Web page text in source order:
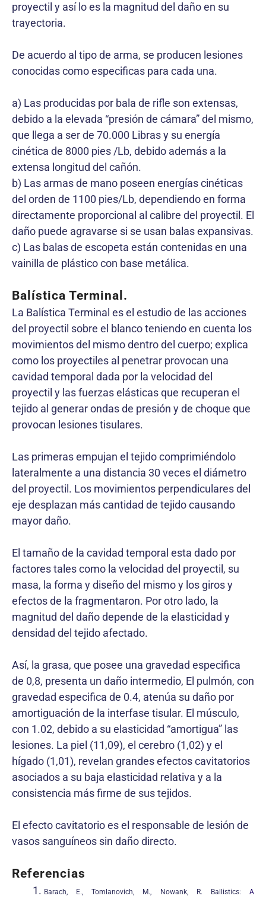
proyectil y así lo es la magnitud del daño en su
trayectoria.
De acuerdo al tipo de arma, se producen lesiones
conocidas como especificas para cada una.
a) Las producidas por bala de rifle son extensas,
debido a la elevada “presión de cámara” del mismo,
que llega a ser de 70.000 Libras y su energía
cinética de 8000 pies /Lb, debido además a la
extensa longitud del cañón.
b) Las armas de mano poseen energías cinéticas
del orden de 1100 pies/Lb, dependiendo en forma
directamente proporcional al calibre del proyectil. El
daño puede agravarse si se usan balas expansivas.
c) Las balas de escopeta están contenidas en una
vainilla de plástico con base metálica.
Balística Terminal.
La Balística Terminal es el estudio de las acciones
del proyectil sobre el blanco teniendo en cuenta los
movimientos del mismo dentro del cuerpo; explica
como los proyectiles al penetrar provocan una
cavidad temporal dada por la velocidad del
proyectil y las fuerzas elásticas que recuperan el
tejido al generar ondas de presión y de choque que
provocan lesiones tisulares.
Las primeras empujan el tejido comprimiéndolo
lateralmente a una distancia 30 veces el diámetro
del proyectil. Los movimientos perpendiculares del
eje desplazan más cantidad de tejido causando
mayor daño.
El tamaño de la cavidad temporal esta dado por
factores tales como la velocidad del proyectil, su
masa, la forma y diseño del mismo y los giros y
efectos de la fragmentaron. Por otro lado, la
magnitud del daño depende de la elasticidad y
densidad del tejido afectado.
Así, la grasa, que posee una gravedad especifica
de 0,8, presenta un daño intermedio, El pulmón, con
gravedad especifica de 0.4, atenúa su daño por
amortiguación de la interfase tisular. El músculo,
con 1.02, debido a su elasticidad “amortigua” las
lesiones. La piel (11,09), el cerebro (1,02) y el
hígado (1,01), revelan grandes efectos cavitatorios
asociados a su baja elasticidad relativa y a la
consistencia más firme de sus tejidos.
El efecto cavitatorio es el responsable de lesión de
vasos sanguíneos sin daño directo.
Referencias
Barach, E., Tomlanovich, M., Nowank, R. Ballistics: A